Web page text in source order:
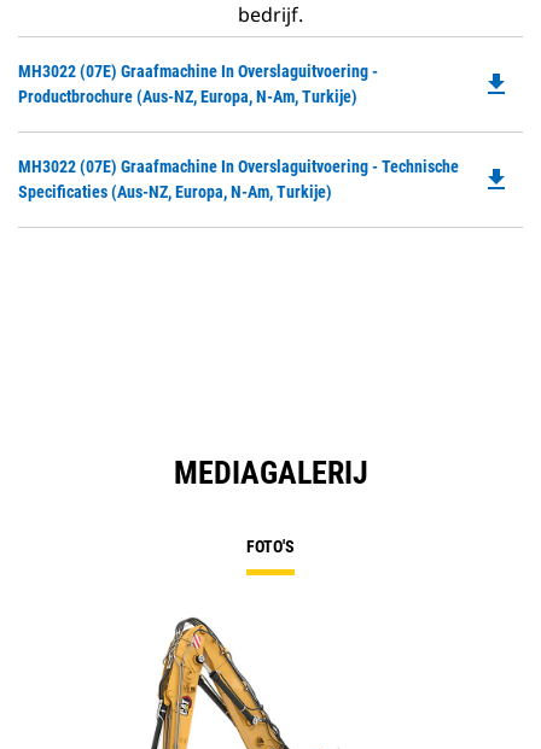
bedrijf.
MH3022 (07E) Graafmachine In Overslaguitvoering -
Productbrochure (Aus-NZ, Europa, N-Am, Turkije)
file_download
MH3022 (07E) Graafmachine In Overslaguitvoering - Technische
Specificaties (Aus-NZ, Europa, N-Am, Turkije)
file_download
MEDIAGALERIJ
FOTO'S